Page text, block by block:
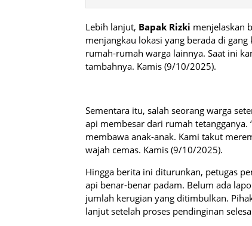
Lebih lanjut, Bapak Rizki menjelaskan
menjangkau lokasi yang berada di
rumah-rumah warga lainnya. Saat ini
tambahnya. Kamis (9/10/2025).
Sementara itu, salah seorang warga
api membesar dari rumah
membawa anak-anak. Kami takut
wajah cemas. Kamis (9/10/2025).
Hingga berita ini diturunkan, petugas
api benar-benar padam. Belum ada
jumlah kerugian yang ditimbulkan.
lanjut setelah proses pendinginan